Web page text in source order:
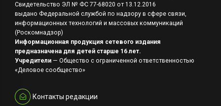
Свидетельство ЭЛ № ФС 77-68020 от 13.12.2016
выдано Федеральной службой по надзору в сфере связи,
информационных технологий и массовых коммуникаций
(Роскомнадзор)
Информационная продукция сетевого издания
предназначена для детей старше 16 лет.
Учредители — Общество с ограниченной ответственностью
«Деловое сообщество»
Контакты редакции